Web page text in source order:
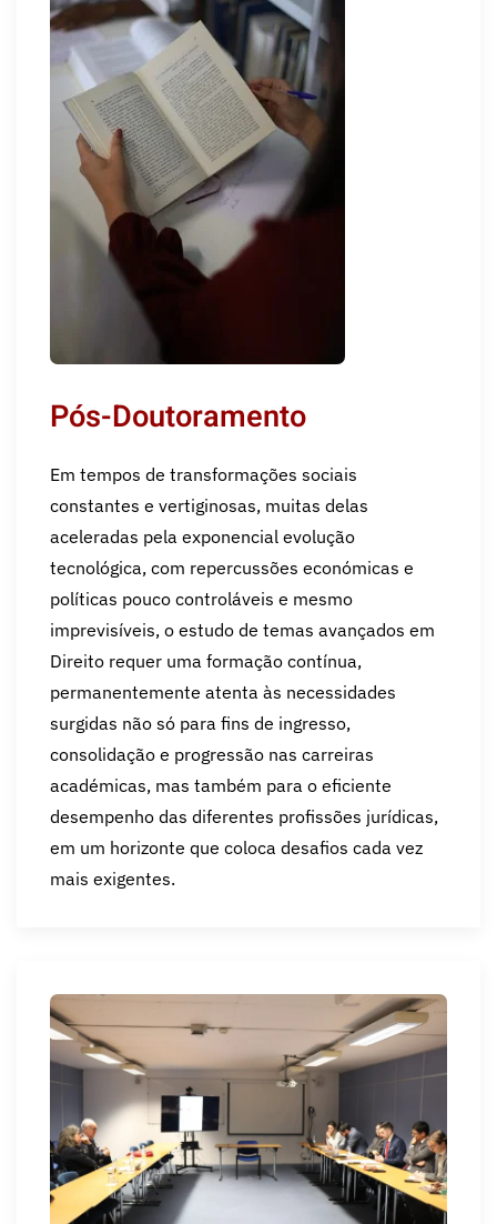
Pós-Doutoramento
Em tempos de transformações sociais
constantes e vertiginosas, muitas delas
aceleradas pela exponencial evolução
tecnológica, com repercussões económicas e
políticas pouco controláveis e mesmo
imprevisíveis, o estudo de temas avançados em
Direito requer uma formação contínua,
permanentemente atenta às necessidades
surgidas não só para fins de ingresso,
consolidação e progressão nas carreiras
académicas, mas também para o eficiente
desempenho das diferentes profissões jurídicas,
em um horizonte que coloca desafios cada vez
mais exigentes.